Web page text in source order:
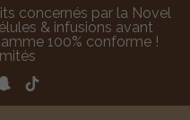
concernés par la Novel
& infusions avant
100% conforme !